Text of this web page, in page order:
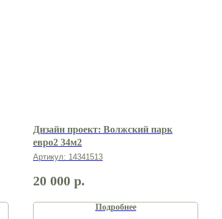
Дизайн проект: Волжский парк
евро2 34м2
Артикул: 14341513
20 000 р.
Подробнее